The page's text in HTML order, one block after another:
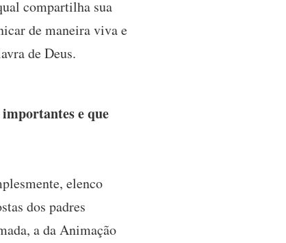
compartilha sua
de maneira viva e
de Deus.
e que
elenco
dos padres
a da Animação